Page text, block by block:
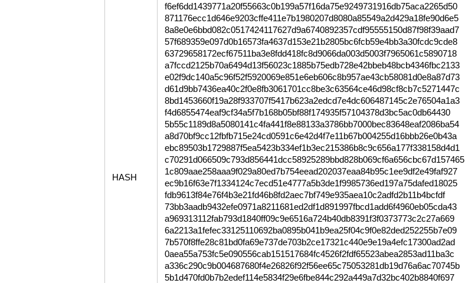
HASH
f6ef6dd1439771a20f55663c0b199a57f16da75e9249731916db75aca2265d50
871176ecc1d646e9203cffe411e7b1980207d8080a85549a2d429a18fe90d6e5
8a8e0e6bbd082c0517424117627d9a6740892357cdf95555150d87f98f39aad7
57f689359e097d0b16573fa4637d153e21b2805bc6fcb59e4bb3a30fcdc9cde8
63729658172ecf67511ba3e8fdd418fc8d9066da003d5003f7965061c5890718
a7fccd2125b70a6494d13f56023c1885b75edb728e42bbeb48bcb4346fbc2133
e02f9dc140a5c96f52f5920069e851e6eb606c8b957ae43cb58081d0e8a87d73
d61d9bb7436ea40c2f0e8fb3061701cc8be3c63564ce46d98cf8cb7c5271447c
8bd1453660f19a28f933707f5417b623a2edcd7e4dc606487145c2e76504a1a3
f4d6855474eaf9cf34a5f7b168b05bf88f174935f57104378d3bc5ac0db64430
5b55c1189d8a5080141c4fa441f8e88133a3786bb7000bec83648eaf2086ba54
a8d70bf9cc12fbfb715e24cd0591c6e42d4f7e11b67b004255d16bbb26e0b43a
ebc89503b1729887f5ea5423b334ef1b3ec215386b8c9c656a177f338158d4d1
c70291d066509c793d856441dcc58925289bbd828b069cf6a656cbc67d157465
1c809aae258aaa9f029a80ed7b754eead202037eaa84b95c1ee9df2e49faf927
ec9b16f63e7f1334124c7ecd51e4777a5b3de1f9985736ed197a75dafed18025
fdb9613f84e76f4b3e21fd46b8fd2aec7bf749e935aea10c2adfd2b11b4bcfdf
73bb3aadb9432efe0971a8211681ed2df1d891997fbcd1add6f4960eb05cda43
a969313112fab793d1840ff09c9e6516a724b40db8391f3f0373773c2c27a669
6a2213a1fefec33125110692ba0895b041b9ea25f04c9f0e82ded252255b7e09
7b570f8ffe28c81bd0fa69e737de703b2ce17321c440e9e19a4efc17300ad2ad
0aea55a753fc5e090556cab151517684fc4526f2fdf65523abea2853ad11ba3c
a336c290c9b004687680f4e26826f92f56ee65c75053281db19d76a6ac70745b
5b1d470fd0b7b2edef114e5834f29e6fbe844c292a449a7d32bc402b8840f697